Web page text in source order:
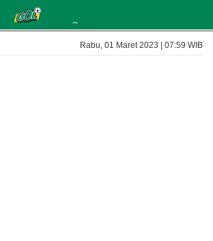
Rabu, 01 Maret 2023 | 07:59 WIB